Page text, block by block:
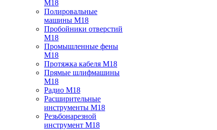
M18
Полировальные
машины M18
Пробойники отверстий
M18
Промышленные фены
M18
Протяжка кабеля M18
Прямые шлифмашины
M18
Радио M18
Расширительные
инструменты M18
Резьбонарезной
инструмент M18